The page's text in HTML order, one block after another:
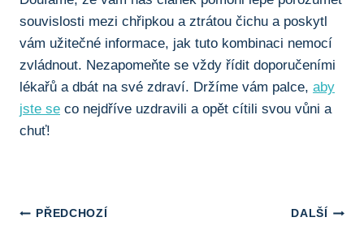
souvislosti mezi chřipkou a ztrátou čichu a poskytl
⁤vám užitečné informace, jak tuto kombinaci nemocí
zvládnout. Nezapomeňte ⁢se vždy řídit doporučeními
lékařů​ a dbát na své‍ zdraví. Držíme vám palce, aby
jste se co nejdříve uzdravili a ‌opět ‍cítili svou vůni a
chuť!
Navigace
PŘEDCHOZÍ DALŠÍ